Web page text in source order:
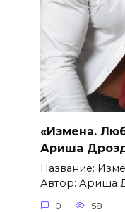
«Измена.
Ариша
Название:
Автор: Ариша
0 58